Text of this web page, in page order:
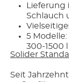
Schlauch
5 Modelle:
300-1500 l
Solider
Seit